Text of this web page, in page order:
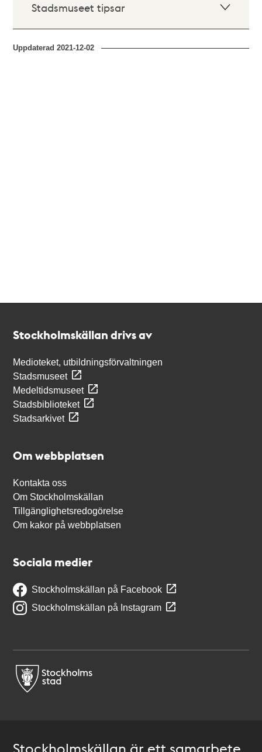
Stadsmuseet tipsar
Uppdaterad2021-12-02
Stockholmskällan drivs av
Medioteket, utbildningsförvaltningen
Stadsmuseet
Medeltidsmuseet
Stadsbiblioteket
Stadsarkivet
Om webbplatsen
Kontakta oss
Om Stockholmskällan
Tillgänglighetsredogörelse
Om kakor på webbplatsen
Sociala medier
Stockholmskällan på Facebook
Stockholmskällan på Instagram
Stockholmskällan är ett samarbete